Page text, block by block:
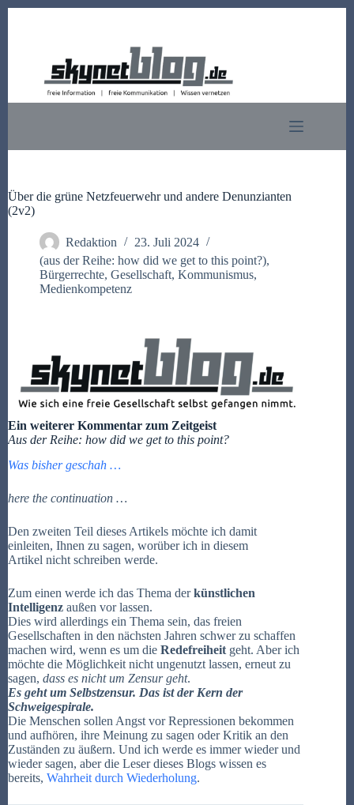
Über die grüne Netzfeuerwehr und andere Denunzianten
(2v2)
Redaktion
23. Juli 2024
(aus der Reihe: how did we get to this point?),
Bürgerrechte, Gesellschaft, Kommunismus,
Medienkompetenz
Ein weiterer Kommentar zum Zeitgeist
Aus der Reihe: how did we get to this point?
Was bisher geschah …
here the continuation …
Den zweiten Teil dieses Artikels möchte ich damit
einleiten, Ihnen zu sagen, worüber ich in diesem
Artikel nicht schreiben werde.
Zum einen werde ich das Thema derkünstlichen
Intelligenz außen vor lassen.
Dies wird allerdings ein Thema sein, das freien
Gesellschaften in den nächsten Jahren schwer zu schaffen
machen wird, wenn es um die Redefreiheit geht. Aber ich
möchte die Möglichkeit nicht ungenutzt lassen, erneut zu
sagen, dass es nicht um Zensur geht.
Es geht um Selbstzensur. Das ist der Kern der
Schweigespirale.
Die Menschen sollen Angst vor Repressionen bekommen
und aufhören, ihre Meinung zu sagen oder Kritik an den
Zuständen zu äußern. Und ich werde es immer wieder und
wieder sagen, aber die Leser dieses Blogs wissen es
bereits, Wahrheit durch Wiederholung.